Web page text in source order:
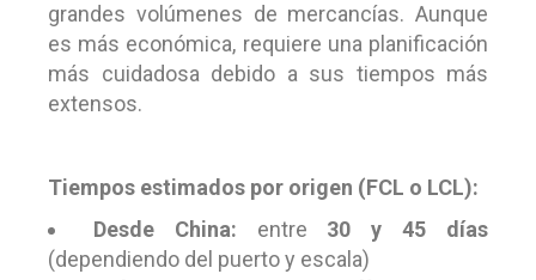
grandes volúmenes de mercancías. Aunque
es más económica, requiere una planificación
más cuidadosa debido a sus tiempos más
extensos.
Tiempos estimados por origen (FCL o LCL):
Desde China: entre 30 y 45 días
(dependiendo del puerto y escala)